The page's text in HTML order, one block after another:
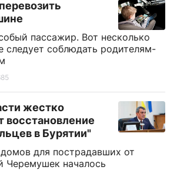
пассажир. Вот несколько
следует соблюдать родителям-
жестко
восстановление
в Бурятии"
для пострадавших от
Черемушек началось